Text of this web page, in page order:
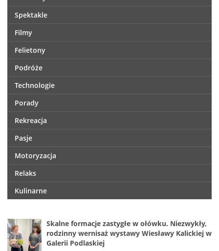
Spektakle
Filmy
Felietony
Podróże
Technologie
Porady
Rekreacja
Pasje
Motoryzacja
Relaks
Kulinarne
Skalne formacje zastygłe w ołówku. Niezwykły,
rodzinny wernisaż wystawy Wiesławy Kalickiej w
Galerii Podlaskiej